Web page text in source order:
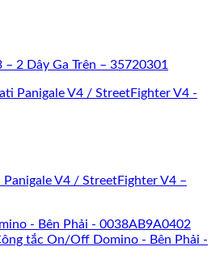
– 2 Dây Ga Trên – 35720301
V4 / StreetFighter V4 –